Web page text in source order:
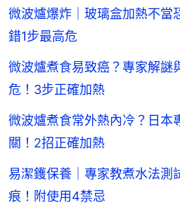
微波爐爆炸｜玻璃盒加熱不當
錯1步最高危
微波爐煮食易致癌？專家解謎
危！3步正確加熱
微波爐煮食常外熱內冷？日本
關！2招正確加熱
易潔鑊保養｜專家教煮水法測
痕！附使用4禁忌